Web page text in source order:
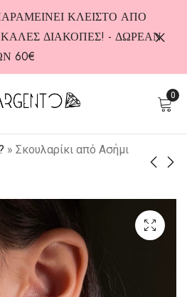
ΚΛΕΙΣΤΟ ΑΠΟ
ΚΑΛΕΣ ΔΙΑΚΟΠΕΣ! - ΔΩΡΕΑΝ
60€
0
» Σκουλαρίκι από Ασήμι
Ασήμι 925
45,00€
60,00